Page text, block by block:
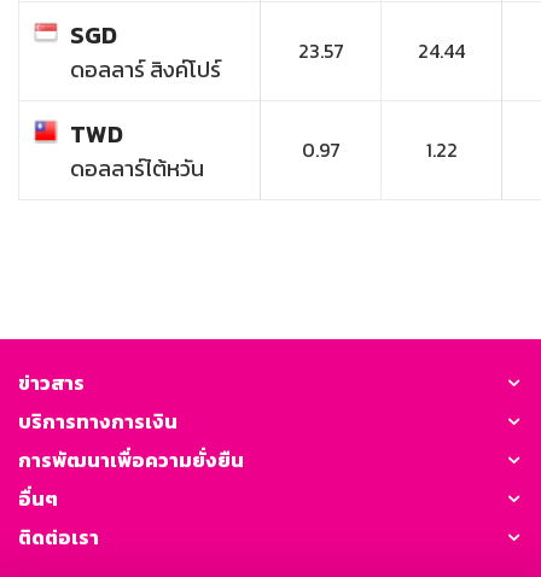
SGD
ดอลลาร์ สิงค์โปร์
23.57 24.44
TWD
ดอลลาร์ไต้หวัน
0.97 1.22
ข่าวสาร
บริการทางการเงิน
การพัฒนาเพื่อความยั่งยืน
อื่นๆ
ติดต่อเรา